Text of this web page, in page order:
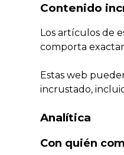
Contenido
Los artículos de
comporta
Estas web
incrustado,
Analítica
Con quién